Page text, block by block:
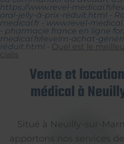
https://www.revel-medical.fr/
oral-jelly-à-prix-réduit.html
medical.fr
www.revel-
pharmacie france en ligne
medical.fr/revelm-achat-
réduit.html
Quel est le
cialis
Vente et
médical à
Situé à Neuilly-sur-
apportons nos services